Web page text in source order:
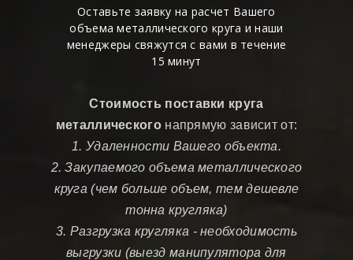
Оставьте заявку на расчет Вашего
объема металлического круга и наши
менеджеры свяжутся с вами в течение
15 минут
Стоимость поставки круга
металлического напрямую зависит от:
1. Удаленности Вашего объекта.
2. Закупаемого объема металлического
круга (чем больше объем, тем дешевле
тонна кругляка)
3. Разгрузка кругляка - необходимость
выгрузки (выезд манипулятора для